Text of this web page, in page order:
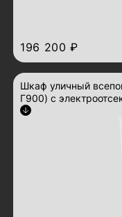
196 200 ₽
Шкаф уличный
Г900) с
развернуть
Арт.: ШТВ-2-24.10.9-